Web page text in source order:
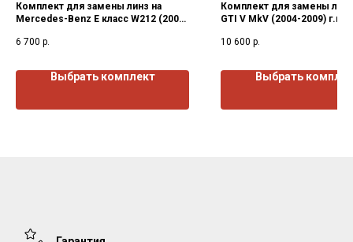
Комплект для замены линз на
Mercedes-Benz E класс W212 (2009-
6 700 р.
Выбрать комплект
Комплект для замены
GTI V MkV (2004-2009) г.в.
10 600 р.
Выбрать